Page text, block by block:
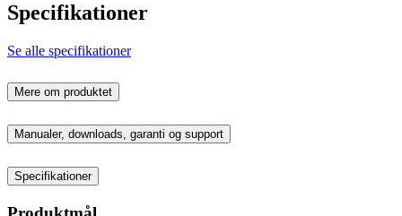
Specifikationer
Se alle specifikationer
Mere om produktet
Manualer, downloads, garanti og support
Specifikationer